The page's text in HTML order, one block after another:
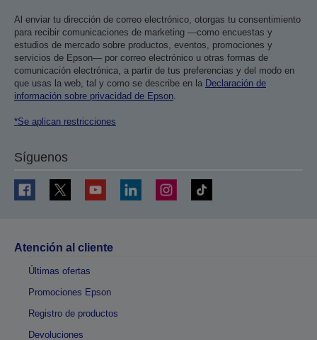
Al enviar tu dirección de correo electrónico, otorgas tu consentimiento
para recibir comunicaciones de marketing —como encuestas y
estudios de mercado sobre productos, eventos, promociones y
servicios de Epson— por correo electrónico u otras formas de
comunicación electrónica, a partir de tus preferencias y del modo en
que usas la web, tal y como se describe en la Declaración de
información sobre privacidad de Epson
*Se aplican restricciones
Síguenos
Atención al cliente
Últimas ofertas
Promociones Epson
Registro de productos
Devoluciones